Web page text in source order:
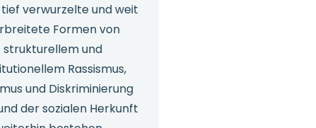
verwurzelte und weit
Formen von
strukturellem und
Rassismus,
und Diskriminierung
der sozialen Herkunft